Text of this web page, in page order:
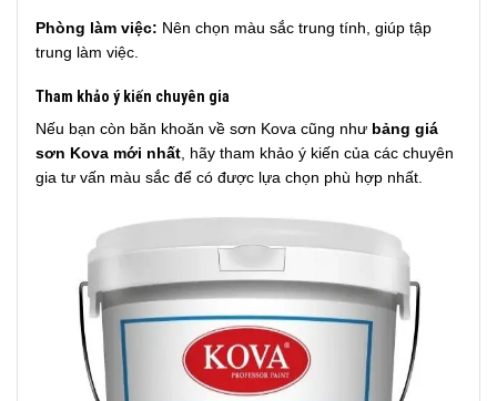
Phòng làm việc: Nên chọn màu sắc trung tính, giúp tập
trung làm việc.
Tham khảo ý kiến chuyên gia
Nếu bạn còn băn khoăn về sơn Kova cũng như bảng giá
sơn Kova mới nhất, hãy tham khảo ý kiến của các chuyên
gia tư vấn màu sắc để có được lựa chọn phù hợp nhất.